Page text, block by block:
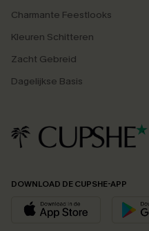
Charmante Feestlooks
Kleuren Schitteren
Zacht Gebreid
Dagelijkse Basis
DOWNLOAD DE CUPSHE-APP